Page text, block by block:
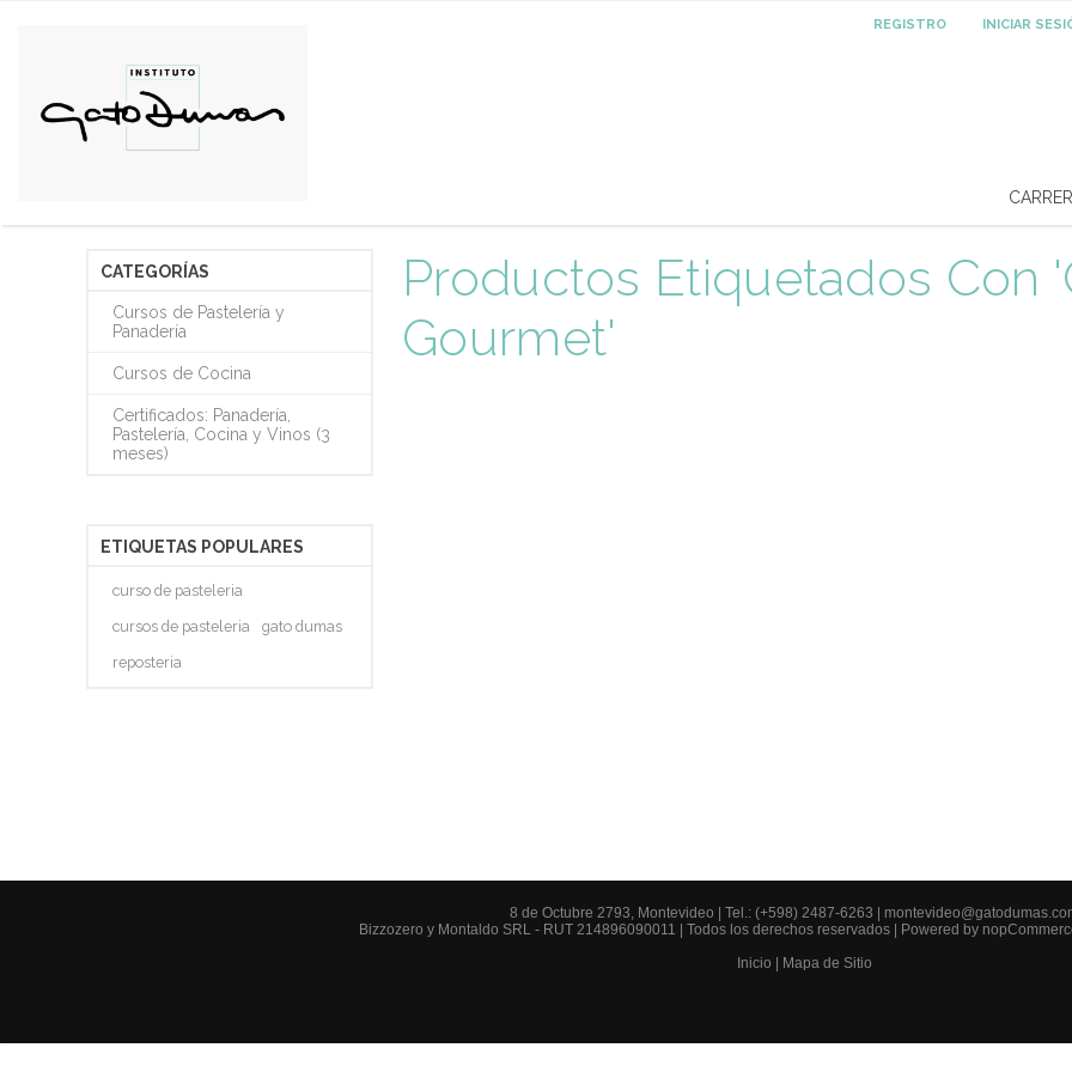
REGISTRO INICIAR
Productos Etiquetados Con
Gourmet'
CATEGORÍAS
Cursos de Pastelería y
Panadería
Cursos de Cocina
Certificados: Panadería,
Pastelería, Cocina y Vinos (3
meses)
ETIQUETAS POPULARES
curso de pasteleria
cursos de pasteleria
gato dumas
reposteria
8 de Octubre 2793, Montevideo | Tel.: (+598) 2487-6263
Bizzozero y Montaldo SRL - RUT 214896090011 | Todos los derechos reservados | Powered by
Inicio
Mapa de Sitio